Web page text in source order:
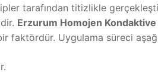
tarafından titizlikle
Erzurum Homojen Kondaktive
faktördür. Uygulama süreci